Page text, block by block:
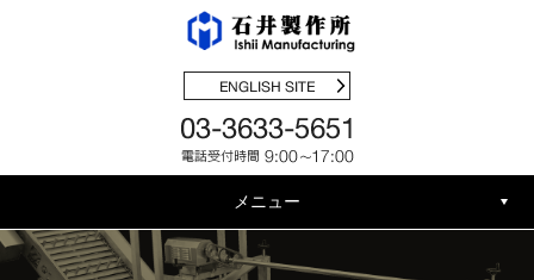
メニュー